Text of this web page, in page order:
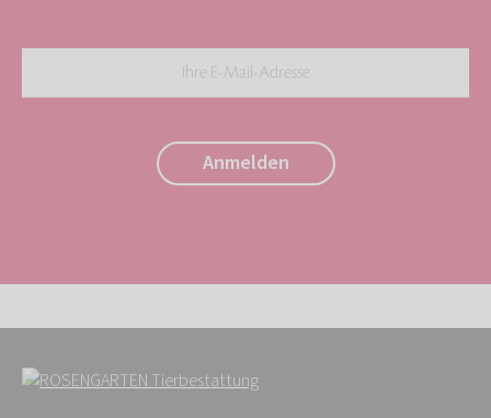
Ihre
E-
Adresse:
Anmelden